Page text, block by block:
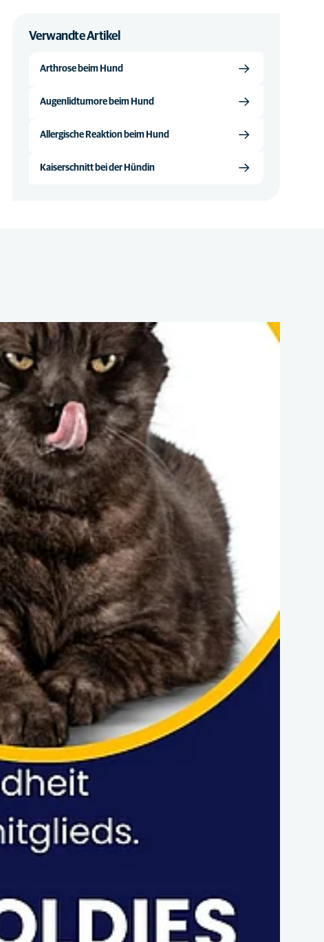
Verwandte Artikel
Arthrose beim Hund
Augenlidtumore beim Hund
Allergische Reaktion beim Hund
Kaiserschnitt bei der Hündin